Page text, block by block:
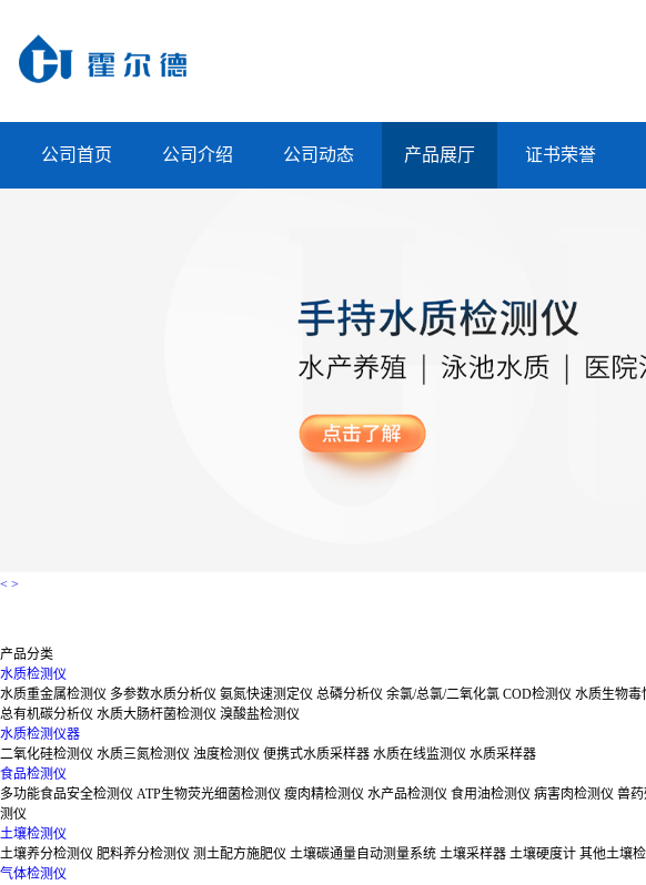
公司首页 公司介绍 公司动态 产品展厅 证书荣誉
< >
产品分类
水质检测仪
水质重金属检测仪 多参数水质分析仪 氨氮快速测定仪 总磷分析仪 余氯/总氯/二氧化氯 COD检测仪 水质生物毒
总有机碳分析仪 水质大肠杆菌检测仪 溴酸盐检测仪
水质检测仪器
二氧化硅检测仪 水质三氮检测仪 浊度检测仪 便携式水质采样器 水质在线监测仪 水质采样器
食品检测仪
多功能食品安全检测仪 ATP生物荧光细菌检测仪 瘦肉精检测仪 水产品检测仪 食用油检测仪 病害肉检测仪 兽
测仪
土壤检测仪
土壤养分检测仪 肥料养分检测仪 测土配方施肥仪 土壤碳通量自动测量系统 土壤采样器 土壤硬度计 其他土壤
气体检测仪